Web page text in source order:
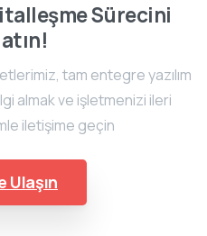
Sürecini
tam entegre yazılım
almak ve işletmenizi ileri
iletişime geçin
Ulaşın